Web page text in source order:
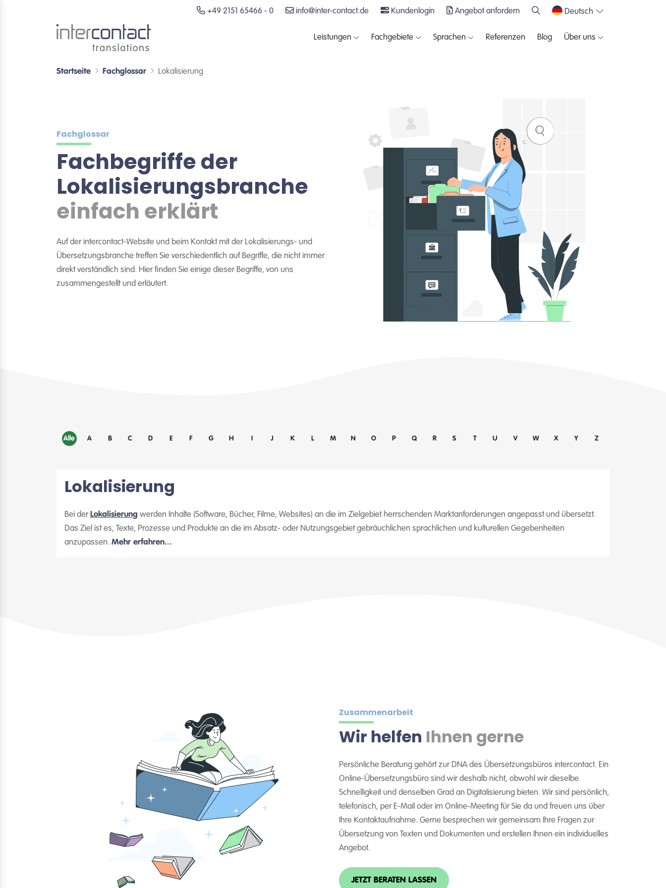
+49 2151 65466 - 0 info@inter-contact.de Kundenlogin Angebot anfordern Deutsch
Leistungen Fachgebiete Sprachen Referenzen Blog Über uns
Startseite Fachglossar Lokalisierung
Fachglossar
Fachbegriffe der
Lokalisierungsbranche
einfach erklärt
Auf der intercontact-Website und beim Kontakt mit der Lokalisierungs- und
Übersetzungsbranche treffen Sie verschiedentlich auf Begriffe, die nicht immer
direkt verständlich sind. Hier finden Sie einige dieser Begriffe, von uns
zusammengestellt und erläutert.
Alle A B C D E F G H I J K L M N O P Q R S T U V W X Y Z
Lokalisierung
Bei derLokalisierung werden Inhalte (Software, Bücher, Filme, Websites) an die im Zielgebiet herrschenden Marktanforderungen angepasst und übersetzt.
Das Ziel ist es, Texte, Prozesse und Produkte an die im Absatz- oder Nutzungsgebiet gebräuchlichen sprachlichen und kulturellen Gegebenheiten
anzupassen. Mehr erfahren...
Zusammenarbeit
Wir helfen Ihnen gerne
Persönliche Beratung gehört zur DNA des Übersetzungsbüros intercontact. Ein
Online-Übersetzungsbüro sind wir deshalb nicht, obwohl wir dieselbe
Schnelligkeit und denselben Grad an Digitalisierung bieten. Wir sind persönlich,
telefonisch, per E-Mail oder im Online-Meeting für Sie da und freuen uns über
Ihre Kontaktaufnahme. Gerne besprechen wir gemeinsam Ihre Fragen zur
Übersetzung von Texten und Dokumenten und erstellen Ihnen ein individuelles
Angebot.
JETZT BERATEN LASSEN